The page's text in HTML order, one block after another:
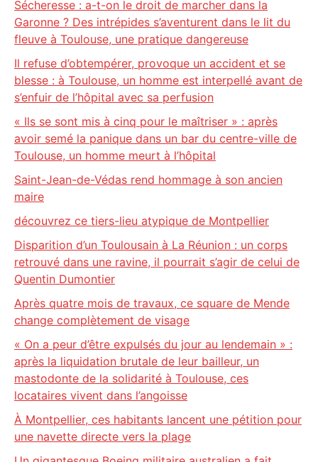
Sécheresse : a-t-on le droit de marcher dans la
Garonne ? Des intrépides s’aventurent dans le lit du
fleuve à Toulouse, une pratique dangereuse
Il refuse d’obtempérer, provoque un accident et se
blesse : à Toulouse, un homme est interpellé avant de
s’enfuir de l’hôpital avec sa perfusion
« Ils se sont mis à cinq pour le maîtriser » : après
avoir semé la panique dans un bar du centre-ville de
Toulouse, un homme meurt à l’hôpital
Saint-Jean-de-Védas rend hommage à son ancien
maire
découvrez ce tiers-lieu atypique de Montpellier
Disparition d’un Toulousain à La Réunion : un corps
retrouvé dans une ravine, il pourrait s’agir de celui de
Quentin Dumontier
Après quatre mois de travaux, ce square de Mende
change complètement de visage
« On a peur d’être expulsés du jour au lendemain » :
après la liquidation brutale de leur bailleur, un
mastodonte de la solidarité à Toulouse, ces
locataires vivent dans l’angoisse
À Montpellier, ces habitants lancent une pétition pour
une navette directe vers la plage